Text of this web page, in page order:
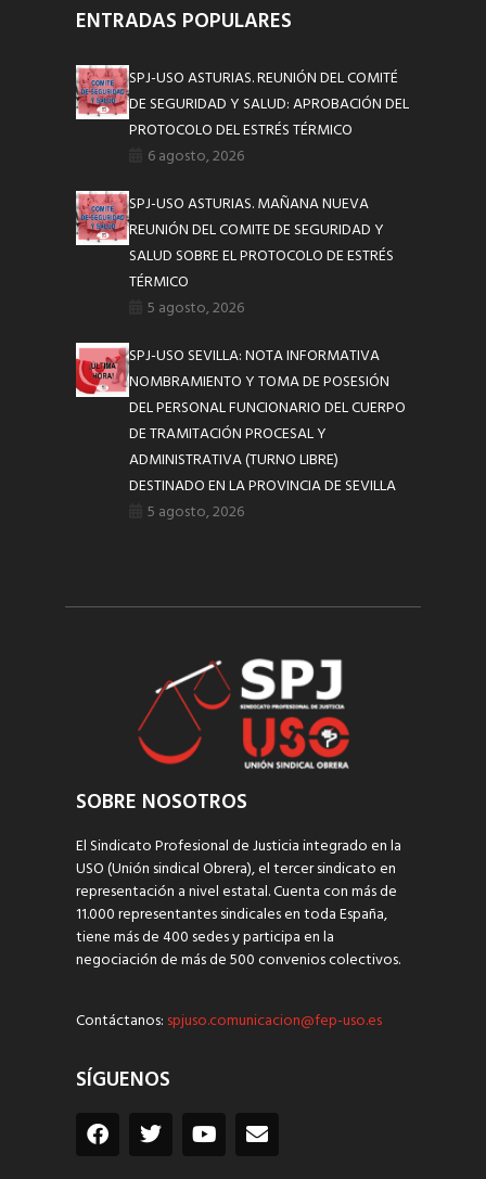
ENTRADAS POPULARES
SPJ-USO ASTURIAS. REUNIÓN DEL COMITÉ
DE SEGURIDAD Y SALUD: APROBACIÓN DEL
PROTOCOLO DEL ESTRÉS TÉRMICO
6 agosto, 2026
SPJ-USO ASTURIAS. MAÑANA NUEVA
REUNIÓN DEL COMITE DE SEGURIDAD Y
SALUD SOBRE EL PROTOCOLO DE ESTRÉS
TÉRMICO
5 agosto, 2026
SPJ-USO SEVILLA: NOTA INFORMATIVA
NOMBRAMIENTO Y TOMA DE POSESIÓN
DEL PERSONAL FUNCIONARIO DEL CUERPO
DE TRAMITACIÓN PROCESAL Y
ADMINISTRATIVA (TURNO LIBRE)
DESTINADO EN LA PROVINCIA DE SEVILLA
5 agosto, 2026
SOBRE NOSOTROS
El Sindicato Profesional de Justicia integrado en la
USO (Unión sindical Obrera), el tercer sindicato en
representación a nivel estatal. Cuenta con más de
11.000 representantes sindicales en toda España,
tiene más de 400 sedes y participa en la
negociación de más de 500 convenios colectivos.
Contáctanos: spjuso.comunicacion@fep-uso.es
SÍGUENOS